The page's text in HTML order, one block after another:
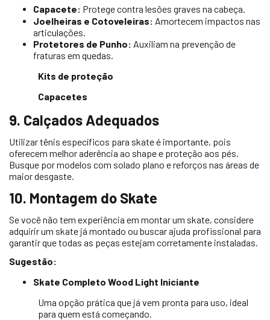
Capacete: Protege contra lesões graves na cabeça.
Joelheiras e Cotoveleiras: Amortecem impactos nas
articulações.
Protetores de Punho: Auxiliam na prevenção de
fraturas em quedas.
Kits de proteção
Capacetes
9. Calçados Adequados
Utilizar tênis específicos para skate é importante, pois
oferecem melhor aderência ao shape e proteção aos pés.
Busque por modelos com solado plano e reforços nas áreas de
maior desgaste.
10. Montagem do Skate
Se você não tem experiência em montar um skate, considere
adquirir um skate já montado ou buscar ajuda profissional para
garantir que todas as peças estejam corretamente instaladas.
Sugestão:
Skate Completo Wood Light Iniciante
Uma opção prática que já vem pronta para uso, ideal
para quem está começando.